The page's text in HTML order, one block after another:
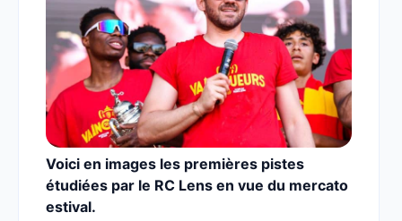
Voici en images les premières pistes
étudiées par le RC Lens en vue du mercato
estival.